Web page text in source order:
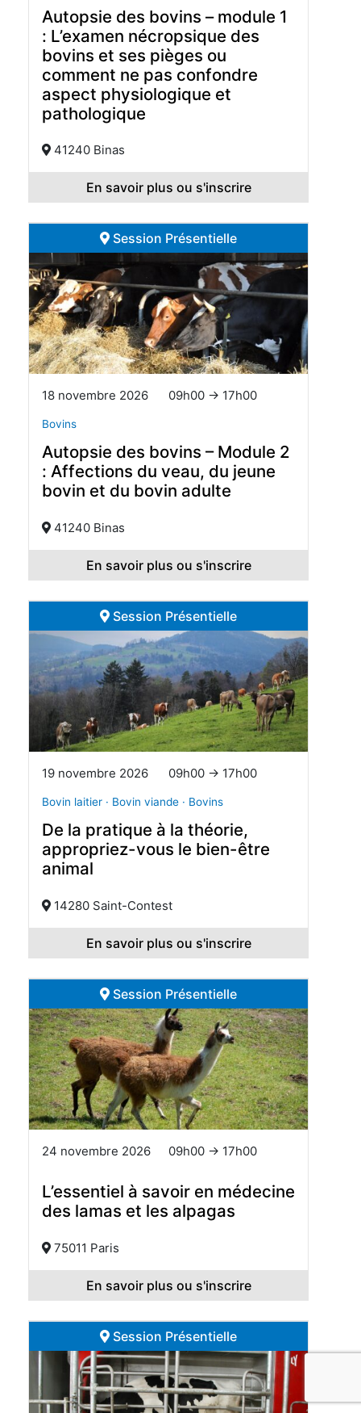
Autopsie des bovins – module 1
: L’examen nécropsique des
bovins et ses pièges ou
comment ne pas confondre
aspect physiologique et
pathologique
41240 Binas
En savoir plus ou s'inscrire
Session Présentielle
18 novembre 2026 09h00 → 17h00
Bovins
Autopsie des bovins – Module 2
: Affections du veau, du jeune
bovin et du bovin adulte
41240 Binas
En savoir plus ou s'inscrire
Session Présentielle
19 novembre 2026 09h00 → 17h00
Bovin laitier · Bovin viande · Bovins
De la pratique à la théorie,
appropriez-vous le bien-être
animal
14280 Saint-Contest
En savoir plus ou s'inscrire
Session Présentielle
24 novembre 2026 09h00 → 17h00
L’essentiel à savoir en médecine
des lamas et les alpagas
75011 Paris
En savoir plus ou s'inscrire
Session Présentielle